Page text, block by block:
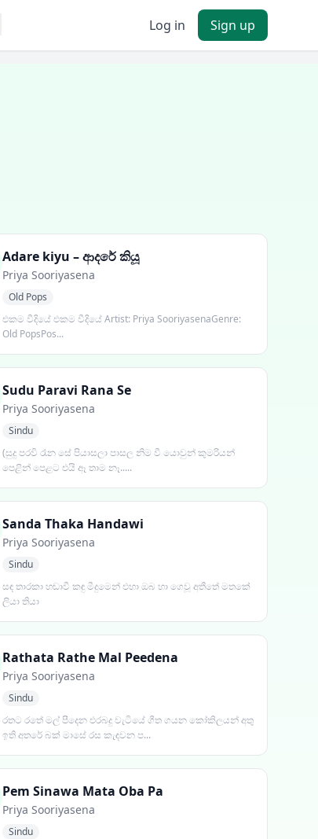
Log in Sign up
Adare kiyu – ආදරේ කියූ
Priya Sooriyasena
Old Pops
එකම වීදියේ එකම වීදියේ Artist: Priya SooriyasenaGenre:
Old PopsPos...
Sudu Paravi Rana Se
Priya Sooriyasena
Sindu
(සුදු පරවි රෑන සේ පියාසලා පාසල නිම වී යොවුන් කුමරියන්
පෙළින් පෙළට එයි ඈ තාම නෑ.....
Sanda Thaka Handawi
Priya Sooriyasena
Sindu
සඳ තාරකා හඬාවී කඳු මීදුමෙන් එහා ඔබ හා ගෙවූ අතීතේ මතකේ
ලියා තියා
Rathata Rathe Mal Peedena
Priya Sooriyasena
Sindu
රතට රතේ මල් පීදෙන එරබදු වැටියේ ගීත ගයන කෝකිලයන් අතු
ඉති අතරේ බක් මාසේ රස කැඳවන ප...
Pem Sinawa Mata Oba Pa
Priya Sooriyasena
Sindu